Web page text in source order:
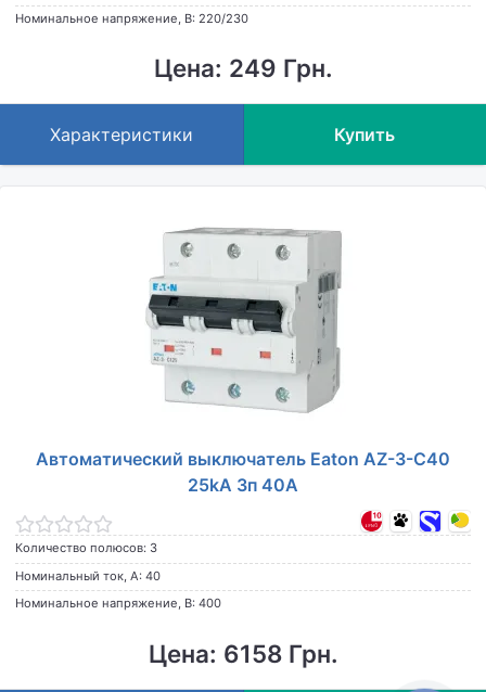
Номинальное напряжение, В: 220/230
Цена: 249 Грн.
Характеристики Купить
Автоматический выключатель Eaton AZ-3-C40
25kA 3п 40A
Количество полюсов: 3
Номинальный ток, А: 40
Номинальное напряжение, В: 400
Цена: 6158 Грн.